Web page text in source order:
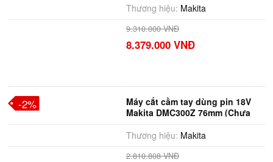
Thương hiệu: Makita
9.310.000 VNĐ
8.379.000 VNĐ
Máy cắt cầm tay dùng pin 18V
Makita DMC300Z 76mm (Chưa
Thương hiệu: Makita
2.810.808 VNĐ
-2%